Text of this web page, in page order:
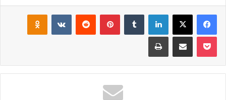
فيسبوك ‫X لينكدإن بينتيريست
‫Pocket مشاركة عبر البريد طباعة